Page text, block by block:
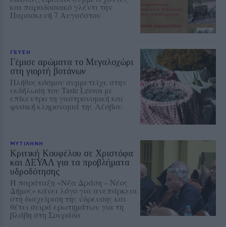
και παραδοσιακό γλέντι την
Παρασκευή 7 Αυγούστου
ΓΕΥΣΗ
Γέμισε αρώματα το Μεγαλοχώρι
στη γιορτή βοτάνων
Πλήθος κόσμου συμμετείχε στην
εκδήλωση του Taste Lesvos με
επίκεντρο τη γαστρονομική και
φυσική κληρονομιά της Λέσβου
ΜΥΤΙΛΗΝΗ
Κριτική Κουφέλου σε Χριστόφα
και ΔΕΥΑΛ για τα προβλήματα
υδροδότησης
Η παράταξη «Νέα Δράση – Νέος
Δήμος» κάνει λόγο για ανεπάρκεια
στη διαχείριση της ύδρευσης και
θέτει σειρά ερωτημάτων για τη
βλάβη στη Σουράδα